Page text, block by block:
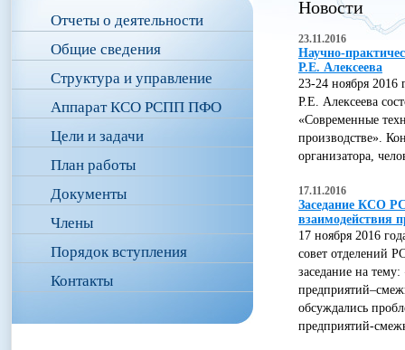
Отчеты о деятельности
Общие сведения
Структура и управление
Аппарат КСО РСПП ПФО
Цели и задачи
План работы
Документы
Члены
Порядок вступления
Контакты
Новости
23.11.2016
Научно-
Р.Е. Алексеева
23-24 ноября 2016
Р.Е. Алексеева
«Современные
производстве».
организатора,
17.11.2016
Заседание КСО
взаимодействия
17 ноября 2016
совет отделений
заседание на
обсуждались
предприятий-